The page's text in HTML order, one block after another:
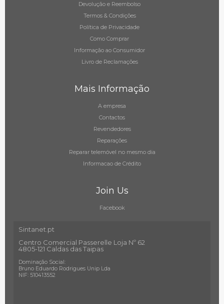
Devolução e Reembolso
Termos & Condições
Política de Privacidade
Como Comprar
Informação ao Consumidor
Livro de Reclamações
Mais Informação
A empresa
Contactos
Revendedores
Reparações
Reparar telemóvel no mesmo dia
Informacao de Crédito
Join Us
Facebook
Sintanet.pt
Centro Comercial Passerelle Loja Nº 62
4805-121 Caldas das Taipas
Dominação Social:
Bruno Eduardo Rodrigues Unip Lda
NIF: 510413552